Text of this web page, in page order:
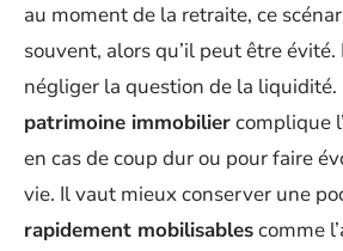
au moment de la retraite, ce
souvent, alors qu’il peut être évité.
négliger la question de la liquidité.
patrimoine immobiliercomplique
en cas de coup dur ou pour faire
vie. Il vaut mieux conserver une
rapidement mobilisablescomme